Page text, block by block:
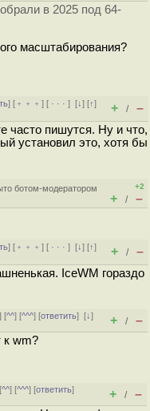
в 2025 под 64-
масштабирования?
] [ ﹢﹢﹢] [ · · ·][↓] [↑]
+ / –
часто пишутся. Ну и что,
установил это, хотя бы
ботом-модератором
+2
+ / –
] [ ﹢﹢﹢] [ · · ·][↓] [↑]
+ / –
IceWM гораздо
] [^^] [^^^] [ответить][↓]
+ / –
к wm?
^^] [^^^] [ответить]
+ / –